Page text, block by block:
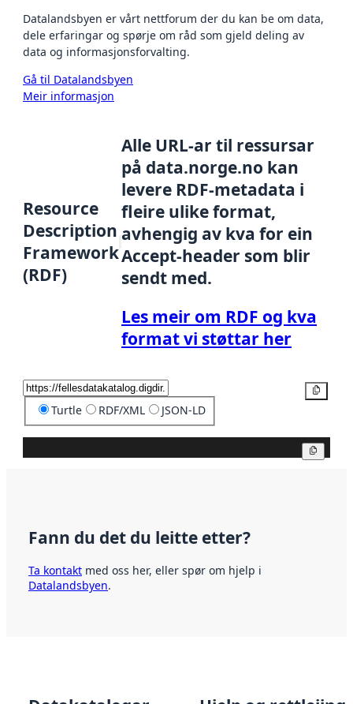
Datalandsbyen er vårt nettforum der du kan be om data,
dele erfaringar og spørje om råd som gjeld deling av
data og informasjonsforvalting.
Gå til Datalandsbyen
Meir informasjon
Resource
Description
Framework
(RDF)
Alle URL-ar til ressursar
på data.norge.no kan
levere RDF-metadata i
fleire ulike format,
avhengig av kva for ein
Accept-header som blir
sendt med.
Les meir om RDF og kva
format vi støttar her
Turtle RDF/XML JSON-LD
Fann du det du leitte etter?
Ta kontakt med oss her, eller spør om hjelp i
Datalandsbyen.